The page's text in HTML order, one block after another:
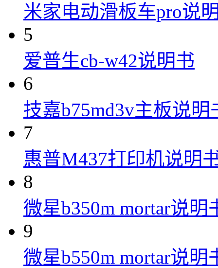
米家电动滑板车pro说
5
爱普生cb-w42说明书
6
技嘉b75md3v主板说明
7
惠普M437打印机说明
8
微星b350m mortar说明
9
微星b550m mortar说明